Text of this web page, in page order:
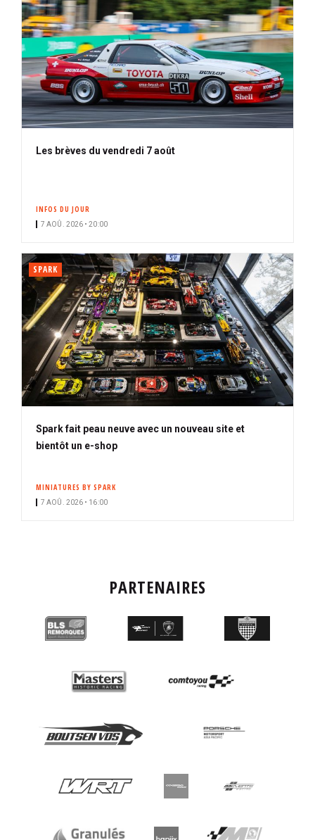
Les brèves du vendredi 7 août
INFOS DU JOUR
7 AOÛ. 2026 • 20:00
SPARK
Spark fait peau neuve avec un nouveau site et
bientôt un e-shop
MINIATURES BY SPARK
7 AOÛ. 2026 • 16:00
PARTENAIRES